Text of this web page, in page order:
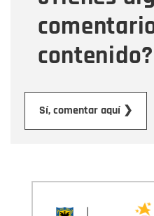
contenido?
Sí, comentar aquí ❯